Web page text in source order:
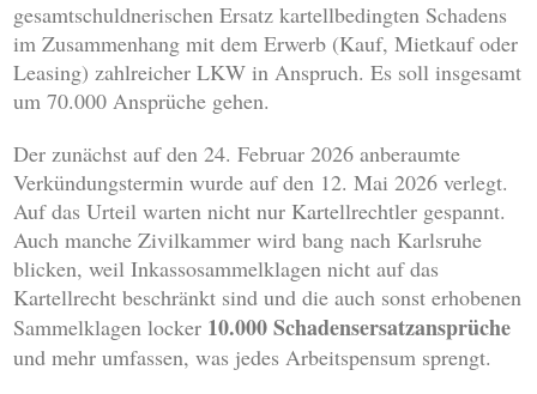
gesamtschuldnerischen Ersatz kartellbedingten Schadens
im Zusammenhang mit dem Erwerb (Kauf, Mietkauf oder
Leasing) zahlreicher LKW in Anspruch. Es soll insgesamt
um 70.000 Ansprüche gehen.
Der zunächst auf den 24. Februar 2026 anberaumte
Verkündungstermin wurde auf den 12. Mai 2026 verlegt.
Auf das Urteil warten nicht nur Kartellrechtler gespannt.
Auch manche Zivilkammer wird bang nach Karlsruhe
blicken, weil Inkassosammelklagen nicht auf das
Kartellrecht beschränkt sind und die auch sonst erhobenen
Sammelklagen locker 10.000 Schadensersatzansprüche
und mehr umfassen, was jedes Arbeitspensum sprengt.